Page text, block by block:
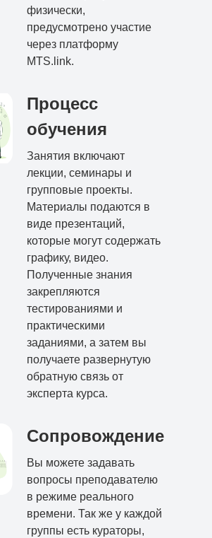
физически,
предусмотрено участие
через платформу
MTS.link.
Процесс
обучения
Занятия включают
лекции, семинары и
групповые проекты.
Материалы подаются в
виде презентаций,
которые могут содержать
графику, видео.
Полученные знания
закрепляются
тестированиями и
практическими
заданиями, а затем вы
получаете развернутую
обратную связь от
эксперта курса.
Сопровождение
Вы можете задавать
вопросы преподавателю
в режиме реального
времени. Так же у каждой
группы есть кураторы,